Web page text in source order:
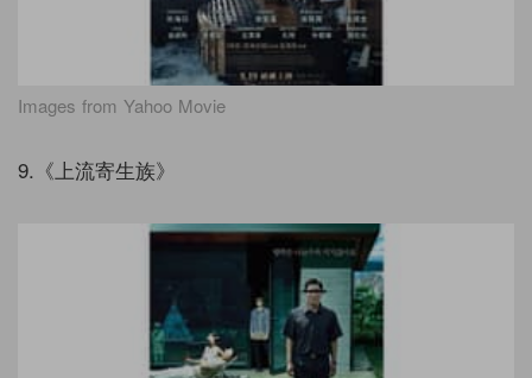
Images from Yahoo Movie
9.《上流寄生族》